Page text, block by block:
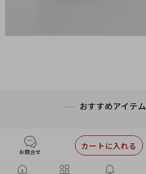
おすすめアイテム
お問合せ
カートに入れる